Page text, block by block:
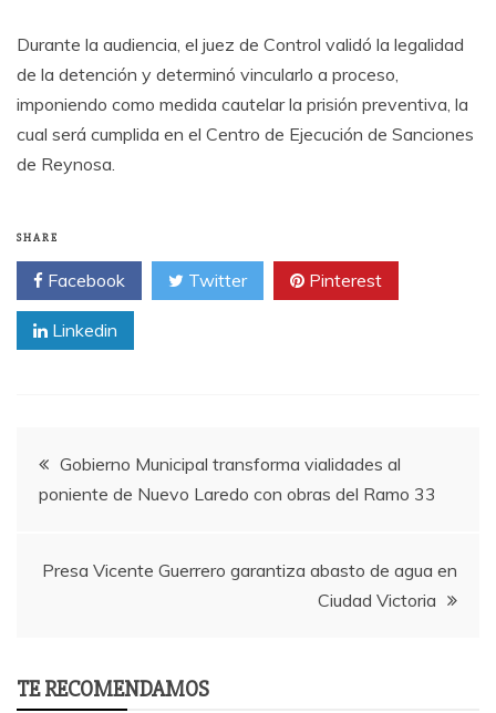
Durante la audiencia, el juez de Control validó la legalidad
de la detención y determinó vincularlo a proceso,
imponiendo como medida cautelar la prisión preventiva, la
cual será cumplida en el Centro de Ejecución de Sanciones
de Reynosa.
SHARE
Facebook Twitter Pinterest
Linkedin
Post
navigation
Gobierno Municipal transforma vialidades al
poniente de Nuevo Laredo con obras del Ramo 33
Presa Vicente Guerrero garantiza abasto de agua en
Ciudad Victoria
TE RECOMENDAMOS